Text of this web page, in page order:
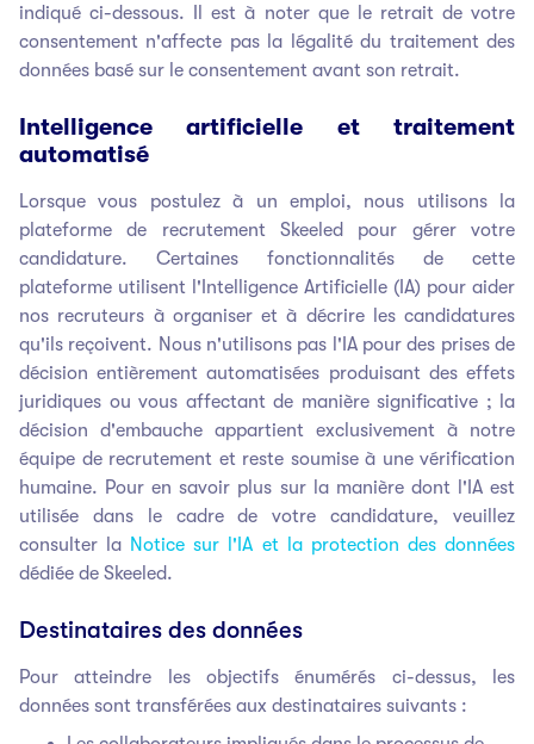
indiqué ci-dessous. Il est à noter que le retrait de votre
consentement n'affecte pas la légalité du traitement des
données basé sur le consentement avant son retrait.
Intelligence artificielle et traitement
automatisé
Lorsque vous postulez à un emploi, nous utilisons la
plateforme de recrutement Skeeled pour gérer votre
candidature. Certaines fonctionnalités de cette
plateforme utilisent l'Intelligence Artificielle (IA) pour aider
nos recruteurs à organiser et à décrire les candidatures
qu'ils reçoivent. Nous n'utilisons pas l'IA pour des prises de
décision entièrement automatisées produisant des effets
juridiques ou vous affectant de manière significative ; la
décision d'embauche appartient exclusivement à notre
équipe de recrutement et reste soumise à une vérification
humaine. Pour en savoir plus sur la manière dont l'IA est
utilisée dans le cadre de votre candidature, veuillez
consulter la Notice sur l'IA et la protection des données
dédiée de Skeeled.
Destinataires des données
Pour atteindre les objectifs énumérés ci-dessus, les
données sont transférées aux destinataires suivants :